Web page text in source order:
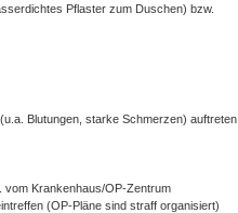
Pflaster zum Duschen) bzw.
Blutungen, starke Schmerzen) auftreten
vom Krankenhaus/OP-Zentrum
(OP-Pläne sind straff organisiert)